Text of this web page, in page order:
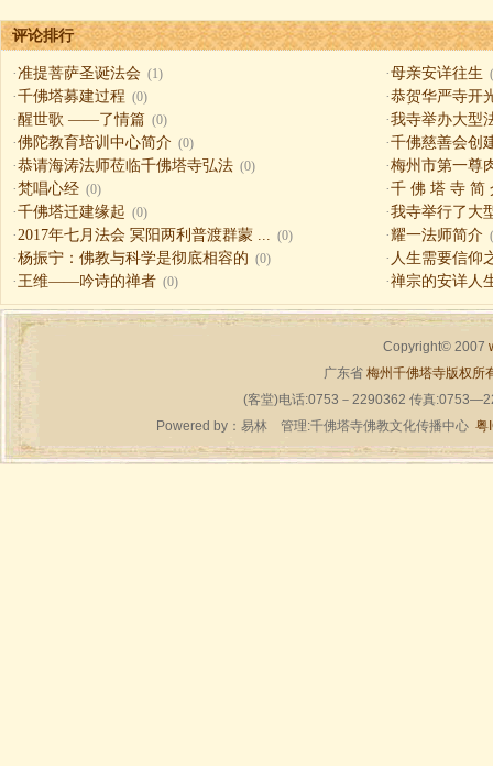
评论排行
·准提菩萨圣诞法会 (1) ·母亲安详往生
·千佛塔募建过程 (0) ·恭贺华严寺开
·醒世歌 ——了情篇 (0) ·我寺举办大型
·佛陀教育培训中心简介 (0) ·千佛慈善会创
·恭请海涛法师莅临千佛塔寺弘法 (0) ·梅州市第一尊
·梵唱心经 (0) ·千 佛 塔 寺 简
·千佛塔迁建缘起 (0) ·我寺举行了大
·2017年七月法会 冥阳两利普渡群蒙 ... (0) ·耀一法师简介
·杨振宁：佛教与科学是彻底相容的 (0) · 人生需要信仰
·王维——吟诗的禅者 (0) ·禅宗的安详人
Copyright© 2007
广东省 梅州千佛塔寺版权所
(客堂)电话:0753－2290362 传真
Powered by： 易林管理:千佛塔寺佛教文化传播中心 粤